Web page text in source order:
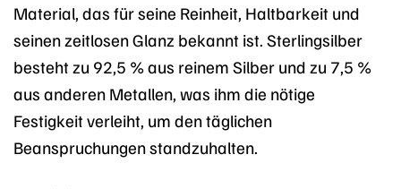
Material, das für seine Reinheit, Haltbarkeit und
seinen zeitlosen Glanz bekannt ist. Sterlingsilber
besteht zu 92,5 % aus reinem Silber und zu 7,5 %
aus anderen Metallen, was ihm die nötige
Festigkeit verleiht, um den täglichen
Beanspruchungen standzuhalten.